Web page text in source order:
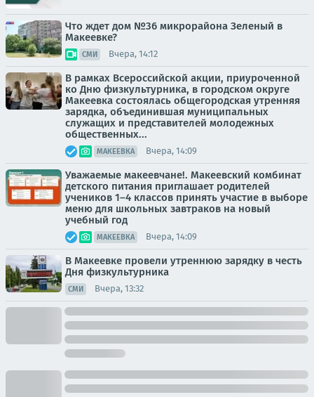
Что ждет дом №36 микрорайона Зеленый в
Макеевке?
СМИ Вчера, 14:12
В рамках Всероссийской акции, приуроченной
ко Дню физкультурника, в городском округе
Макеевка состоялась общегородская утренняя
зарядка, объединившая муниципальных
служащих и представителей молодежных
общественных...
МАКЕЕВКА Вчера, 14:09
Уважаемые макеевчане!. Макеевский комбинат
детского питания приглашает родителей
учеников 1–4 классов принять участие в выборе
меню для школьных завтраков на новый
учебный год
МАКЕЕВКА Вчера, 14:09
В Макеевке провели утреннюю зарядку в честь
Дня физкультурника
СМИ Вчера, 13:32